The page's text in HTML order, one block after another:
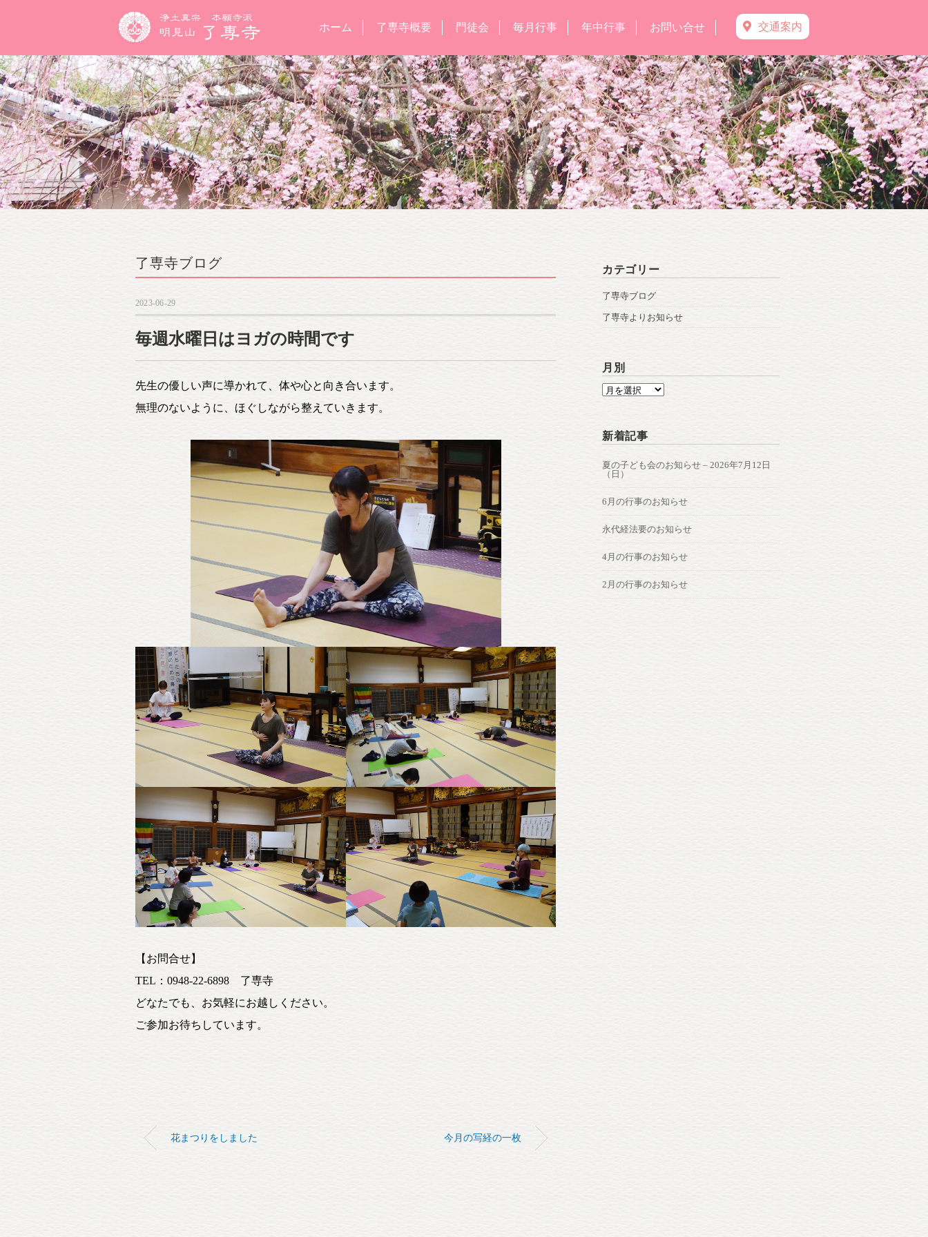
ホーム 了専寺概要 門徒会 毎月行事 年中行事 お問い合せ 交通案内
了専寺ブログ
2023-06-29
毎週水曜日はヨガの時間です
先生の優しい声に導かれて、体や心と向き合います。
無理のないように、ほぐしながら整えていきます。
【お問合せ】
TEL：0948-22-6898 了専寺
どなたでも、お気軽にお越しください。
ご参加お待ちしています。
花まつりをしました 今月の写経の一枚
カテゴリー
了専寺ブログ
了専寺よりお知らせ
月別
月
別
新着記事
夏の子ども会のお知らせ – 2026年7月12日
（日）
6月の行事のお知らせ
永代経法要のお知らせ
4月の行事のお知らせ
2月の行事のお知らせ